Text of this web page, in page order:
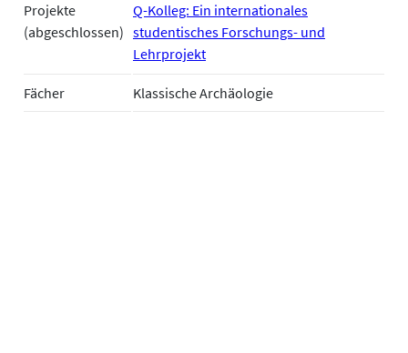
Projekte
(abgeschlossen)
Q-Kolleg: Ein internationales
studentisches Forschungs- und
Lehrprojekt
Fächer Klassische Archäologie